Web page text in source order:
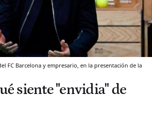
FC Barcelona y empresario, en la presentación de la
siente "envidia" de